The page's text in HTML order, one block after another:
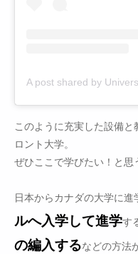
A post shared by
このように充実した設備
ロント大学。
ぜひここで学びたい！と思
日本からカナダの大学に進
ルへ入学して進学す
の編入するなどの方法